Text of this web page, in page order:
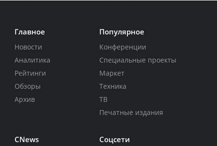
Главное
Новости
Аналитика
Рейтинги
Обзоры
Архив
Популярное
Конференции
Специальные проекты
Маркет
Техника
ТВ
Печатные издания
CNews Соцсети